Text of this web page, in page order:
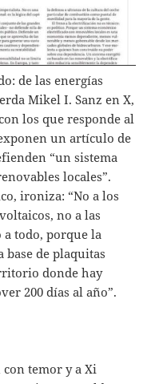
de las energías
Mikel I. Sanz en X,
los que responde al
un artículo de
“un sistema
locales”.
ironiza: “No a los
no a las
todo, porque la
de plaquitas
donde hay
200 días al año”.
temor y a Xi